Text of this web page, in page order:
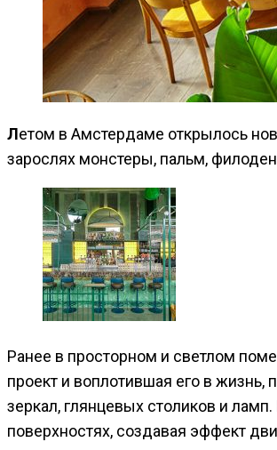
Летом в Амстердаме открылось новое заведение под названием Bar Botanique Café Tropique. Этот, в полном смысле слова, ботанический кафе-бар утопает в
зарослях монстеры, пальм,
Ранее в просторном и светлом
проект и воплотившая его в
зеркал, глянцевых столиков и
поверхностях, создавая эффект